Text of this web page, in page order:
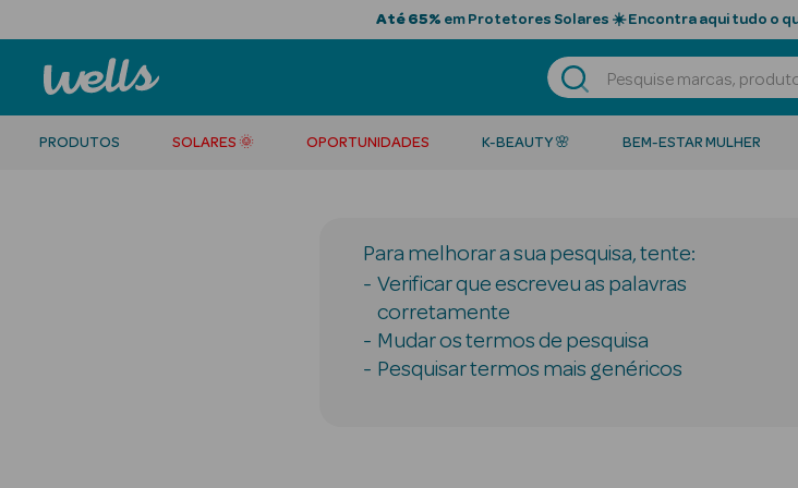
Até 65% em Protetores Solares ☀️ Encontra aqui tudo o
PRODUTOS SOLARES 🌞 OPORTUNIDADES K-BEAUTY 🌸 BEM-ESTAR MULHER
Para melhorar a sua pesquisa, tente:
Verificar que escreveu as palavras
corretamente
Mudar os termos de pesquisa
Pesquisar termos mais genéricos